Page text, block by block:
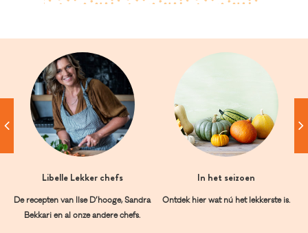
Libelle Lekker chefs
De recepten van Ilse D’hooge, Sandra
Bekkari en al onze andere chefs.
In het seizoen
Ontdek hier wat nú het lekkerste is.